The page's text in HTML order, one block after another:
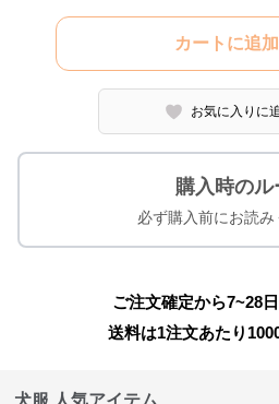
カートに追
お気に入りに
購入時のル
必ず購入前にお読み
ご注文確定から7~28
送料は1注文あたり
犬服 人気アイテム